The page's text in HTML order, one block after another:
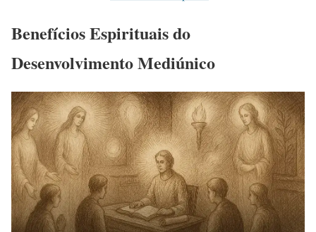
Benefícios Espirituais do
Desenvolvimento Mediúnico